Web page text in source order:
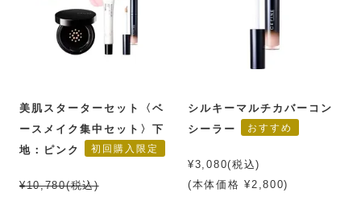
美肌スターターセット〈ベ
ースメイク集中セット〉下
地：ピンク
初回購入限定
¥10,780(税込)
シルキーマルチカバーコン
シーラー
おすすめ
¥3,080(税込)
(本体価格 ¥2,800)